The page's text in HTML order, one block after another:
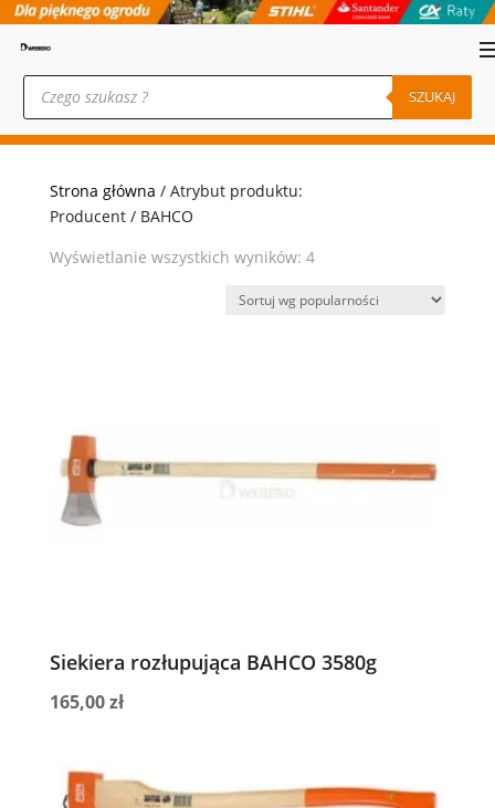
Wyszukiwarka
produktów SZUKAJ
Strona główna / Atrybut produktu:
Producent / BAHCO
Wyświetlanie wszystkich wyników: 4Posortowane
popularności
Siekiera rozłupująca BAHCO 3580g
165,00zł